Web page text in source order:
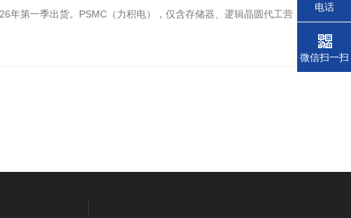
年第一季出货。PSMC（力积电），仅含存储器、逻辑晶圆代工营
电话
微信扫一扫